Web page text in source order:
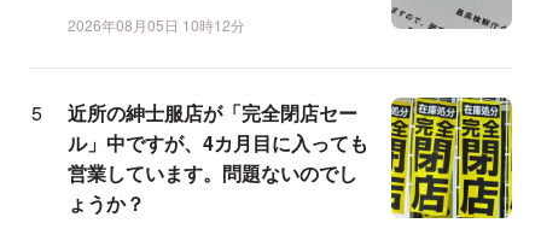
2026年08月05日 10時12分
近所の紳士服店が「完全閉店セー
ル」中ですが、4カ月目に入っても
営業しています。問題ないのでし
ょうか？